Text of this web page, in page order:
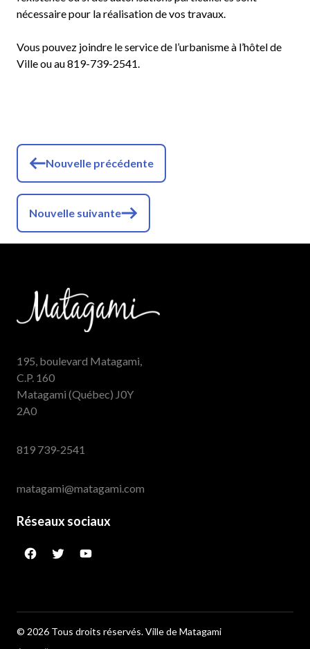
nécessaire pour la réalisation de vos travaux.
Vous pouvez joindre le service de l’urbanisme à l’hôtel de
Ville ou au 819-739-2541.
Nouvelle précédente
Nouvelle suivante
195, boulevard Matagami,
C.P. 160
Matagami (Québec) J0Y
2A0
819 739-2541
matagami@matagami.com
Réseaux sociaux
facebooktwittergoogleplus
© 2026 Tous droits réservés. Ville de Matagami